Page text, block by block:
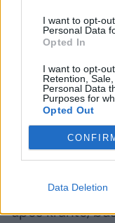
I want to opt-
Personal Data
Opted In
I want to opt-
Retention,
Personal Data
Purposes for
Opted Out
Data Deletion
Apie neįprastą
pasaulyje
studija
„Shift“
konkursą.
ROCKS!“.
kompleksas
upės krante,